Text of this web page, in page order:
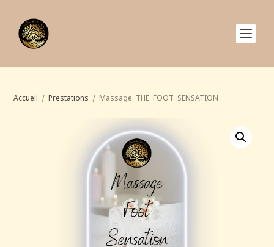
Accueil /Prestations / Massage THE FOOT SENSATION